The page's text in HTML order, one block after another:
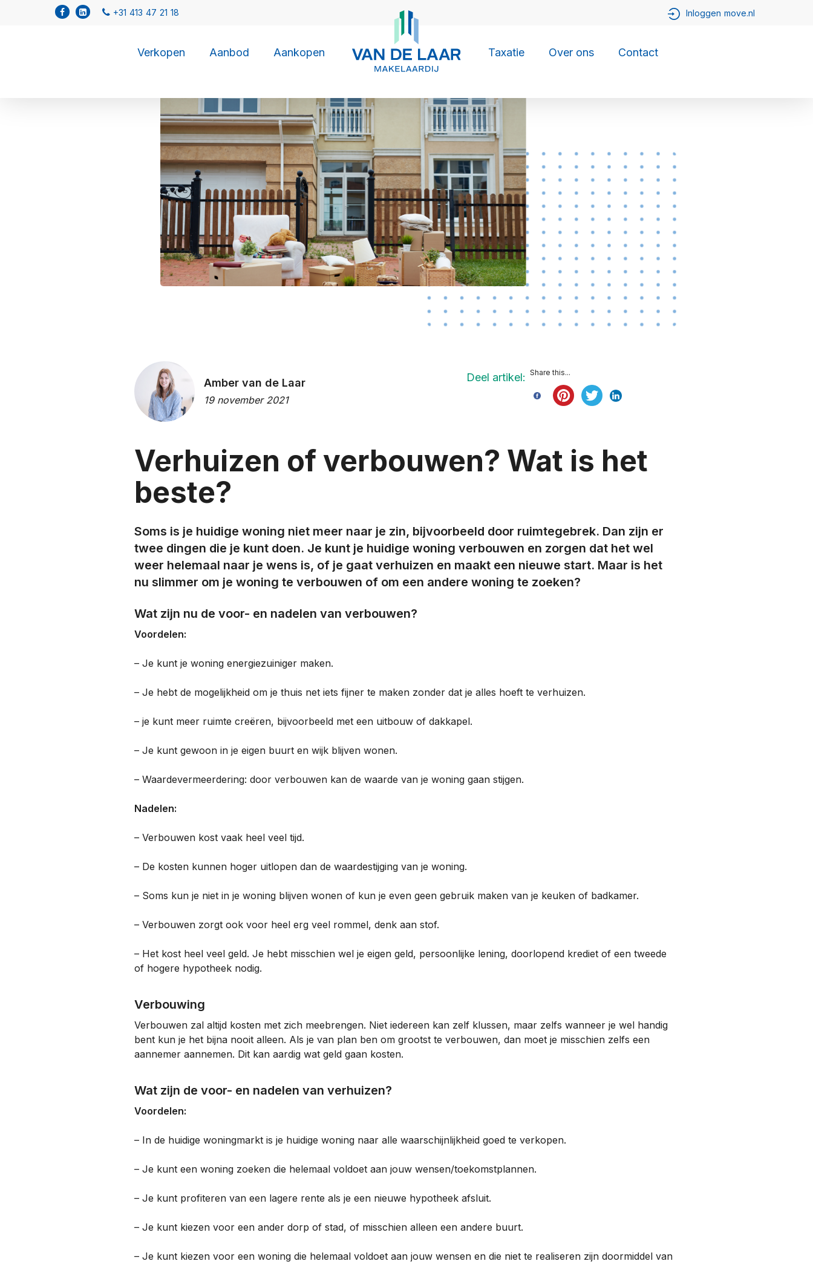
Verkopen Aanbod Aankopen Taxatie Over ons Contact
Amber van de Laar
19 november 2021
Deel artikel: Share this...
Verhuizen of verbouwen? Wat is het
beste?
Soms is je huidige woning niet meer naar je zin, bijvoorbeeld door ruimtegebrek. Dan zijn er
twee dingen die je kunt doen. Je kunt je huidige woning verbouwen en zorgen dat het wel
weer helemaal naar je wens is, of je gaat verhuizen en maakt een nieuwe start. Maar is het
nu slimmer om je woning te verbouwen of om een andere woning te zoeken?
Wat zijn nu de voor- en nadelen van verbouwen?
Voordelen:
– Je kunt je woning energiezuiniger maken.
– Je hebt de mogelijkheid om je thuis net iets fijner te maken zonder dat je alles hoeft te verhuizen.
– je kunt meer ruimte creëren, bijvoorbeeld met een uitbouw of dakkapel.
– Je kunt gewoon in je eigen buurt en wijk blijven wonen.
– Waardevermeerdering: door verbouwen kan de waarde van je woning gaan stijgen.
Nadelen:
– Verbouwen kost vaak heel veel tijd.
– De kosten kunnen hoger uitlopen dan de waardestijging van je woning.
– Soms kun je niet in je woning blijven wonen of kun je even geen gebruik maken van je keuken of badkamer.
– Verbouwen zorgt ook voor heel erg veel rommel, denk aan stof.
– Het kost heel veel geld. Je hebt misschien wel je eigen geld, persoonlijke lening, doorlopend krediet of een tweede
of hogere hypotheek nodig.
Verbouwing
Verbouwen zal altijd kosten met zich meebrengen. Niet iedereen kan zelf klussen, maar zelfs wanneer je wel handig
bent kun je het bijna nooit alleen. Als je van plan ben om grootst te verbouwen, dan moet je misschien zelfs een
aannemer aannemen. Dit kan aardig wat geld gaan kosten.
Wat zijn de voor- en nadelen van verhuizen?
Voordelen:
– In de huidige woningmarkt is je huidige woning naar alle waarschijnlijkheid goed te verkopen.
– Je kunt een woning zoeken die helemaal voldoet aan jouw wensen/toekomstplannen.
– Je kunt profiteren van een lagere rente als je een nieuwe hypotheek afsluit.
– Je kunt kiezen voor een ander dorp of stad, of misschien alleen een andere buurt.
– Je kunt kiezen voor een woning die helemaal voldoet aan jouw wensen en die niet te realiseren zijn doormiddel van